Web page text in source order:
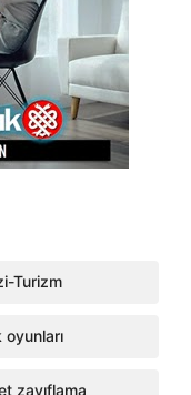
Turizm
oyunları
zayıflama